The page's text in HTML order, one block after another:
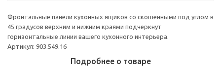
Фронтальные панели кухонных ящиков со скошенными под углом в
45 градусов верхним и нижним краями подчеркнут
горизонтальные линии вашего кухонного интерьера.
Артикул: 903.549.16
Подробнее о товаре